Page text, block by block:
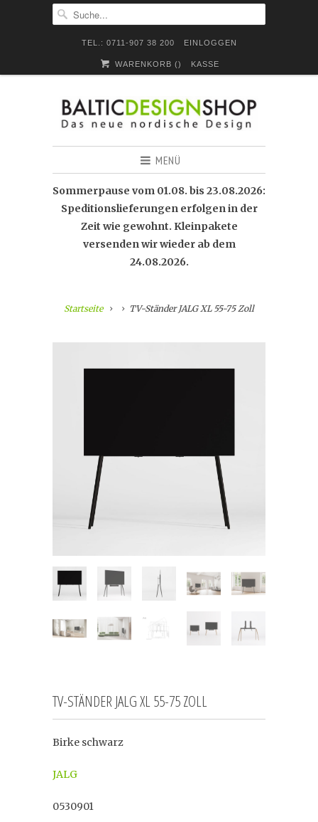
TEL.: 0711-907 38 200 EINLOGGEN
WARENKORB () KASSE
MENÜ
Sommerpause vom 01.08. bis 23.08.2026:
Speditionslieferungen erfolgen in der
Zeit wie gewohnt. Kleinpakete
versenden wir wieder ab dem
24.08.2026.
Startseite TV-Ständer JALG XL 55-75 Zoll
TV-STÄNDER JALG XL 55-75 ZOLL
Birke schwarz
JALG
0530901